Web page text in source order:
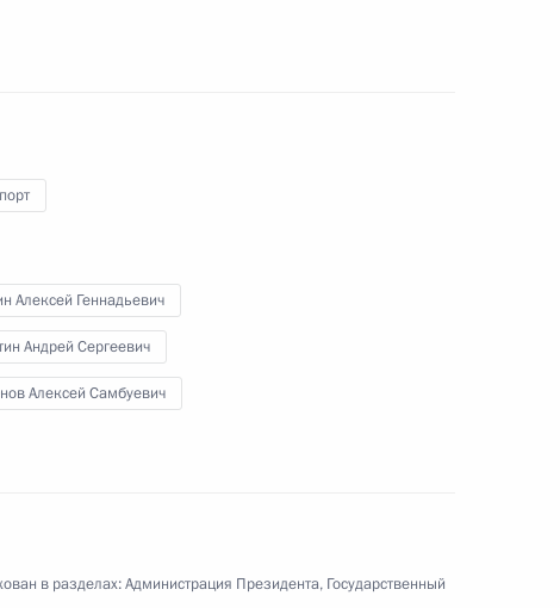
система»
коллегии Совета
комиссии Госсовета
Алексей Геннадьевич
Андрей Сергеевич
Алексей Самбуевич
в разделах:Администрация Президента, Государственный